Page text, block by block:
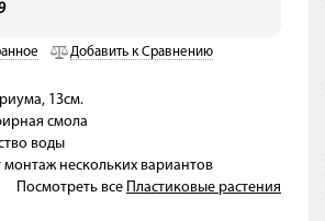
Добавить к Сравнению
13см.
смола
воды
нескольких вариантов
Посмотреть все Пластиковые растения